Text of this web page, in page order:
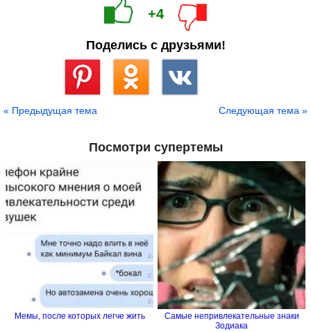
+4
Поделись с друзьями!
« Предыдущая тема Следующая тема »
Посмотри супертемы
Мемы, после которых легче жить
Самые непривлекательные знаки
Зодиака